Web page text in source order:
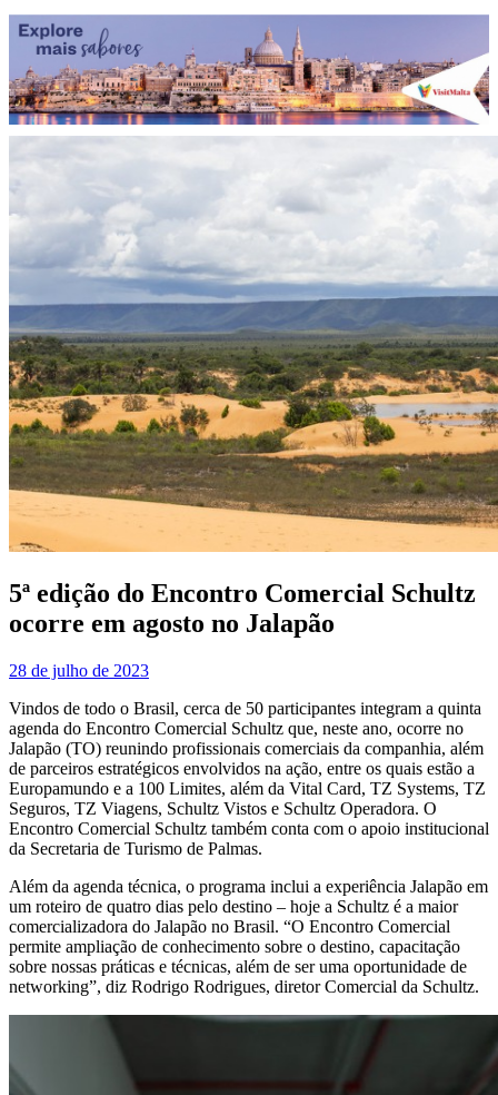
5ª edição do Encontro Comercial Schultz
ocorre em agosto no Jalapão
28 de julho de 2023
Vindos de todo o Brasil, cerca de 50 participantes integram a quinta
agenda do Encontro Comercial Schultz que, neste ano, ocorre no
Jalapão (TO) reunindo profissionais comerciais da companhia, além
de parceiros estratégicos envolvidos na ação, entre os quais estão a
Europamundo e a 100 Limites, além da Vital Card, TZ Systems, TZ
Seguros, TZ Viagens, Schultz Vistos e Schultz Operadora. O
Encontro Comercial Schultz também conta com o apoio institucional
da Secretaria de Turismo de Palmas.
Além da agenda técnica, o programa inclui a experiência Jalapão em
um roteiro de quatro dias pelo destino – hoje a Schultz é a maior
comercializadora do Jalapão no Brasil. “O Encontro Comercial
permite ampliação de conhecimento sobre o destino, capacitação
sobre nossas práticas e técnicas, além de ser uma oportunidade de
networking”, diz Rodrigo Rodrigues, diretor Comercial da Schultz.